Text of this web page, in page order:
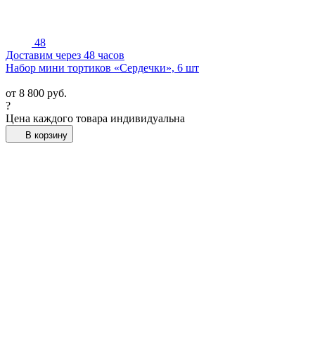
48
Доставим через 48 часов
Набор мини тортиков «Сердечки», 6 шт
от 8 800 руб.
?
Цена каждого товара индивидуальна
В корзину